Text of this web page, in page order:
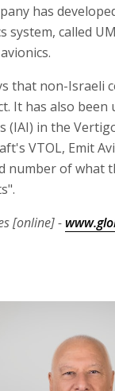
has
system, called
that non-Israeli
It has also been
(IAI) in the
VTOL, Emit
number of what
[online] -